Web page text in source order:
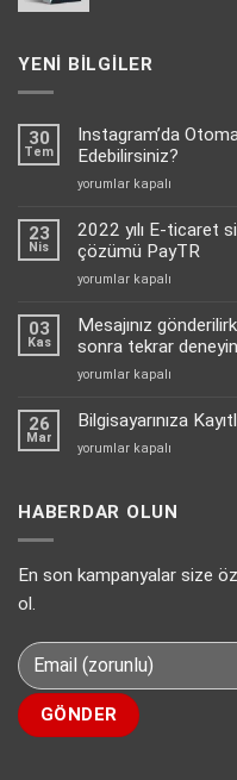
YENI BILGILER
30
Tem
Instagram’da
Edebilirsiniz?
Instagram’da
Mesaj
Yanıtlamayı
Nasıl
Aktif
için
yorumlar kapalı
23
Nis
2022 yılı E-ticaret
çözümü PayTR
2022
E-
için
uygun
için
yorumlar kapalı
03
Kas
Mesajınız
sonra tekrar
Mesajınız
bir
hata
oluştu.
sonra
Hatası
için
yorumlar kapalı
26
Mar
Bilgisayarınıza
Bilgisayarınıza
Parolalarını
yorumlar kapalı
HABERDAR OLUN
En son kampanyalar size
ol.